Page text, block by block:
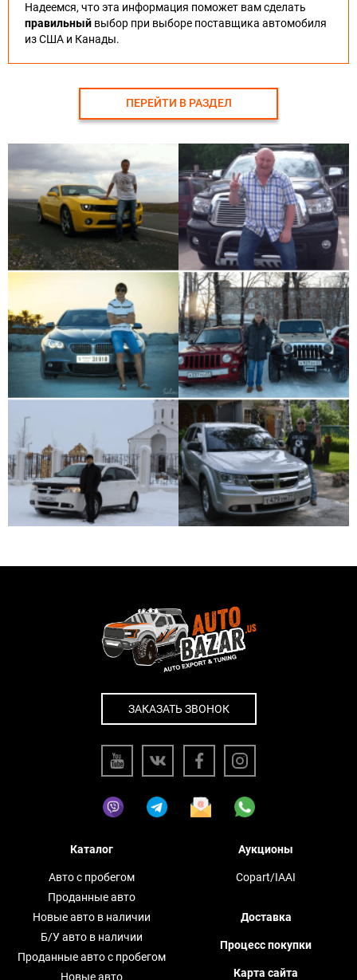
Надеемся, что эта информация поможет вам сделать
правильный выбор при выборе поставщика автомобиля
из США и Канады.
ПЕРЕЙТИ В РАЗДЕЛ
ЗАКАЗАТЬ ЗВОНОК
Каталог
Авто с пробегом
Проданные авто
Новые авто в наличии
Б/У авто в наличии
Проданные авто с пробегом
Новые авто
Аукционы
Copart/IAAI
Доставка
Процесс покупки
Карта сайта